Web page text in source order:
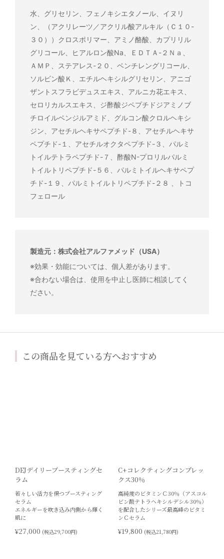
水、グリセリン、フェノキシエタノール、イヌリ
ン、（アクリレーツ／アクリル酸アルキル（Ｃ１０-
３０））クロスポリマー、アミノ酪酸、カプリリル
グリコール、ヒアルロン酸Na、ＥＤＴＡ-２Ｎａ、
ＡＭＰ、ステアレス-２０、ベンチレングリコール、
ソルビン酸Ｋ、エチルヘキシルグリセリン、アニゴ
ザントスフラビデュスエキス、アルニカ花エキス、
セロリカルスエキス、ジ酢酸ジペプチドジアミノブ
チロイルベンジルアミド、グルコン酸クロルヘキシ
ジン、アセチルヘキサペプチド-８、アセチルヘキサ
ペプチド-１、アセチルオクタペプチド-３、パルミ
トイルテトラペプチド-７、酢酸N-プロリルパルミ
トイルトリペプチド-５６、パルミトイルヘキサペプ
チド-１９、パルミトイルトリペプチド-２８ 、トコ
フェロール
製造元：株式会社アルファメッド（USA）
※効果・効能については、個人差があります。
※合わない場合は、使用を中止し医師に相談してく
ださい。
この商品を見ている方へおすすめ
DEJデイリーブースティングセ
ラム
若々しい活力を保つブースティング
セラム
エネルギーを吹き込み内側から輝く
肌に
¥27,000 (税込29,700円)
C+コレクティングコンプレッ
クス30％
高純度のビタミンＣ30％（アスコル
ビン酸テトラヘキシルデシル30％）
を配合したシリーズ最高峰のビタミ
ンＣセラム
¥19,800 (税込21,780円)